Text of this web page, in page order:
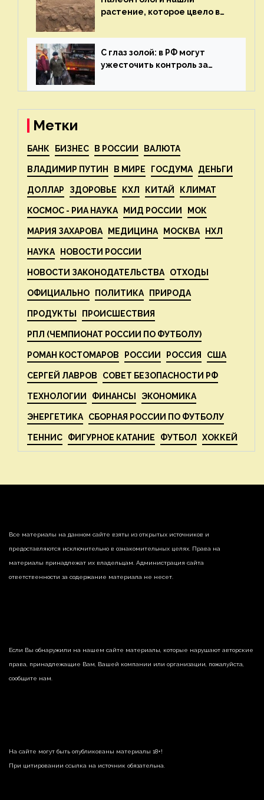
растение, которое цвело в
экологии на ECOportal
С глаз золой: в РФ могут
ужесточить контроль за
— новости экологии на
Метки
БАНК БИЗНЕС В РОССИИ ВАЛЮТА
ВЛАДИМИР ПУТИН В МИРЕ ГОСДУМА ДЕНЬГИ
ДОЛЛАР ЗДОРОВЬЕ КХЛ КИТАЙ КЛИМАТ
КОСМОС - РИА НАУКА МИД РОССИИ МОК
МАРИЯ ЗАХАРОВА МЕДИЦИНА МОСКВА НХЛ
НАУКА НОВОСТИ РОССИИ
НОВОСТИ ЗАКОНОДАТЕЛЬСТВА ОТХОДЫ
ОФИЦИАЛЬНО ПОЛИТИКА ПРИРОДА
ПРОДУКТЫ ПРОИСШЕСТВИЯ
РПЛ (ЧЕМПИОНАТ РОССИИ ПО ФУТБОЛУ)
РОМАН КОСТОМАРОВ РОССИИ РОССИЯ США
СЕРГЕЙ ЛАВРОВ СОВЕТ БЕЗОПАСНОСТИ РФ
ТЕХНОЛОГИИ ФИНАНСЫ ЭКОНОМИКА
ЭНЕРГЕТИКА СБОРНАЯ РОССИИ ПО ФУТБОЛУ
ТЕННИС ФИГУРНОЕ КАТАНИЕ ФУТБОЛ ХОККЕЙ
Все материалы на данном сайте взяты из открытых источников и
предоставляются исключительно в ознакомительных целях. Права на
материалы принадлежат их владельцам. Администрация сайта
ответственности за содержание материала не несет.
Если Вы обнаружили на нашем сайте материалы, которые нарушают авторские
права, принадлежащие Вам, Вашей компании или организации, пожалуйста,
сообщите нам.
На сайте могут быть опубликованы материалы 18+!
При цитировании ссылка на источник обязательна.